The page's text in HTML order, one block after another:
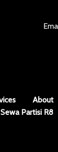
About
Sewa Partisi R8